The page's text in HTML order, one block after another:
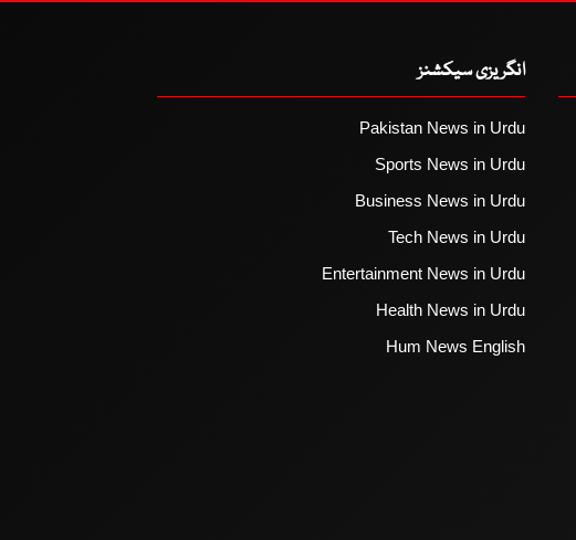
انگریزی سیکشنز
Pakistan News in Urdu
Sports News in Urdu
Business News in Urdu
Tech News in Urdu
Entertainment News in Urdu
Health News in Urdu
Hum News English